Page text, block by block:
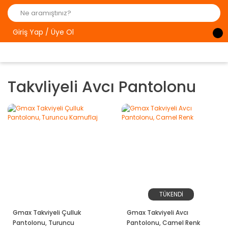
Giriş Yap / Üye Ol
Takvliyeli Avcı Pantolonu
Gmax Takviyeli Çulluk
Pantolonu, Turuncu
TÜKENDİ
Gmax Takviyeli Avcı
Pantolonu, Camel Renk